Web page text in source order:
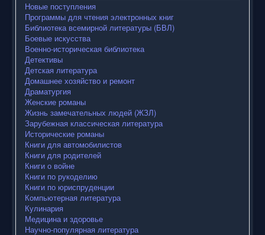
Новые поступления
Программы для чтения электронных книг
Библиотека всемирной литературы (БВЛ)
Боевые искусства
Военно-историческая библиотека
Детективы
Детская литература
Домашнее хозяйство и ремонт
Драматургия
Женские романы
Жизнь замечательных людей (ЖЗЛ)
Зарубежная классическая литература
Исторические романы
Книги для автомобилистов
Книги для родителей
Книги о войне
Книги по рукоделию
Книги по юриспруденции
Компьютерная литература
Кулинария
Медицина и здоровье
Научно-популярная литература